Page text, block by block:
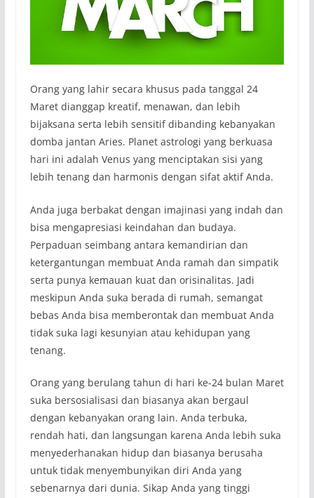
Orang yang lahir secara khusus pada tanggal 24
Maret dianggap kreatif, menawan, dan lebih
bijaksana serta lebih sensitif dibanding kebanyakan
domba jantan Aries. Planet astrologi yang berkuasa
hari ini adalah Venus yang menciptakan sisi yang
lebih tenang dan harmonis dengan sifat aktif Anda.
Anda juga berbakat dengan imajinasi yang indah dan
bisa mengapresiasi keindahan dan budaya.
Perpaduan seimbang antara kemandirian dan
ketergantungan membuat Anda ramah dan simpatik
serta punya kemauan kuat dan orisinalitas. Jadi
meskipun Anda suka berada di rumah, semangat
bebas Anda bisa memberontak dan membuat Anda
tidak suka lagi kesunyian atau kehidupan yang
tenang.
Orang yang berulang tahun di hari ke-24 bulan Maret
suka bersosialisasi dan biasanya akan bergaul
dengan kebanyakan orang lain. Anda terbuka,
rendah hati, dan langsungan karena Anda lebih suka
menyederhanakan hidup dan biasanya berusaha
untuk tidak menyembunyikan diri Anda yang
sebenarnya dari dunia. Sikap Anda yang tinggi